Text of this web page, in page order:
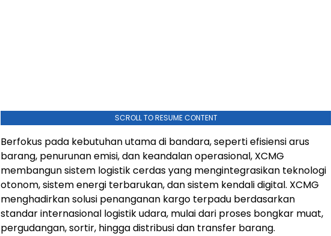
SCROLL TO RESUME CONTENT
Berfokus pada kebutuhan utama di bandara, seperti efisiensi arus
barang, penurunan emisi, dan keandalan operasional, XCMG
membangun sistem logistik cerdas yang mengintegrasikan teknologi
otonom, sistem energi terbarukan, dan sistem kendali digital. XCMG
menghadirkan solusi penanganan kargo terpadu berdasarkan
standar internasional logistik udara, mulai dari proses bongkar muat,
pergudangan, sortir, hingga distribusi dan transfer barang.